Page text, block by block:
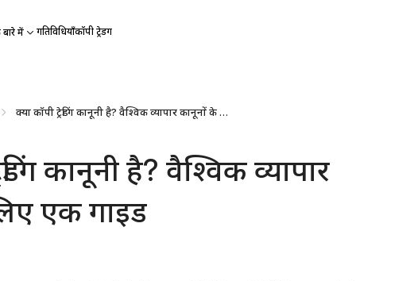
में गतिविधियाँकॉपी ट्रेडिंग
क्या कॉपी ट्रेडिंग कानूनी है? वैश्विक व्यापार कानूनों के लिए एक गाइड
कानूनी है? वैश्विक व्यापार
एक गाइड